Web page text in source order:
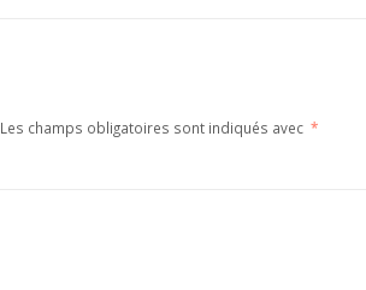
Les champs obligatoires sont indiqués avec *